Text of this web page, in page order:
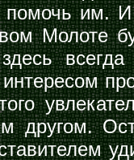
помочь им.
Молоте
другом.